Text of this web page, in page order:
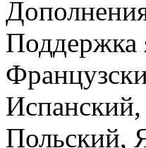
Поддержка
Польский,